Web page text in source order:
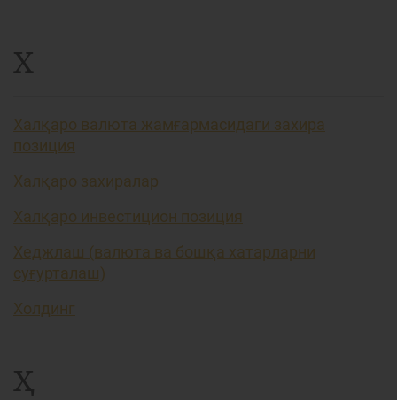
Х
Халқаро валюта жамғармасидаги захира
позиция
Халқаро захиралар
Халқаро инвестицион позиция
Хеджлаш (валюта ва бошқа хатарларни
суғурталаш)
Холдинг
Ҳ